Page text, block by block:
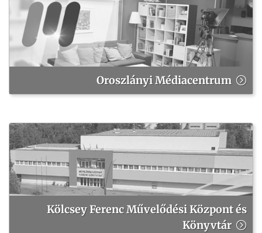
Oroszlányi Médiacentrum
Kölcsey Ferenc Művelődési Központ és
Könyvtár